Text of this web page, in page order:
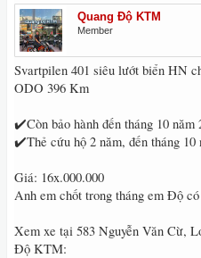
Quang Độ KTM
Member
Svartpilen 401 siêu lướt biển HN
ODO 396 Km
✔️Còn bảo hành đến tháng 10 năm
✔️Thẻ cứu hộ 2 năm, đến tháng 10
Giá: 16x.000.000
Anh em chốt trong tháng em Độ
Xem xe tại 583 Nguyễn Văn Cừ,
Độ KTM: